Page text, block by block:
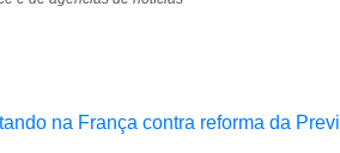
na França contra reforma da